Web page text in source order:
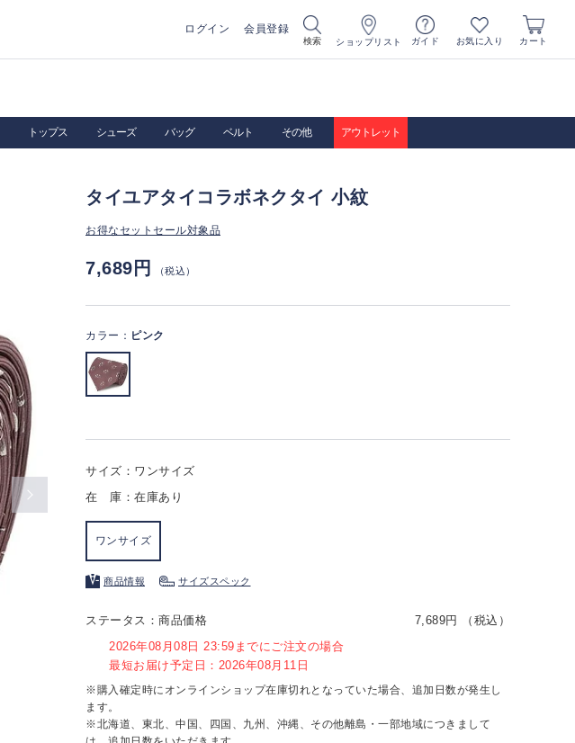
ログイン 会員登録
検索 ショップリスト ガイド お気に入り カート
トップス シューズ バッグ ベルト その他 アウトレット
タイユアタイコラボネクタイ 小紋
お得なセットセール対象品
7,689円 （税込）
カラー： ピンク
サイズ：ワンサイズ
在 庫：在庫あり
ワンサイズ
商品情報 サイズスペック
ステータス：商品価格
7,689円 （税込）
2026年08月08日 23:59までにご注文の場合
最短お届け予定日：2026年08月11日
※購入確定時にオンラインショップ在庫切れとなっていた場合、追加日数が発生し
ます。
※北海道、東北、中国、四国、九州、沖縄、その他離島・一部地域につきまして